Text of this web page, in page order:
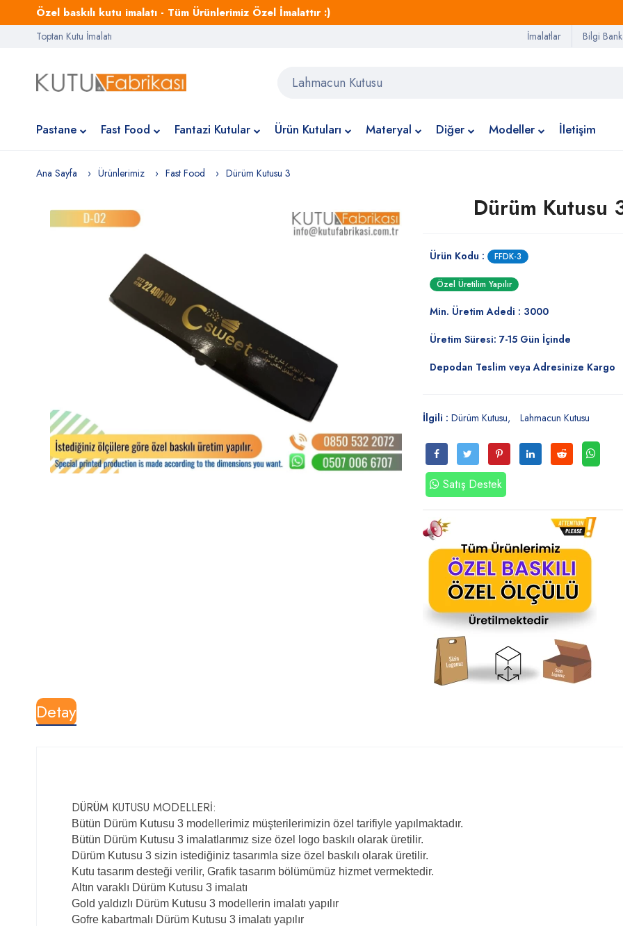
Özel baskılı kutu imalatı - Tüm Ürünlerimiz Özel İmalattır :)
Toptan Kutu İmalatı İmalatlar Bilgi
Pastane Fast Food Fantazi Kutular Ürün Kutuları Materyal Diğer Modeller İletişim
Ana Sayfa Ürünlerimiz Fast Food Dürüm Kutusu 3
Dürüm Kutusu
Ürün Kodu : FFDK-3
Özel Üretilim Yapılır
Min. Üretim Adedi : 3000
Üretim Süresi: 7-15 Gün İçinde
Depodan Teslim veya Adresinize Kargo
İlgili : Dürüm Kutusu Lahmacun Kutusu
Satış Destek
Detay
DÜRÜM KUTUSU MODELLERİ:
Bütün Dürüm Kutusu 3 modellerimiz müşterilerimizin özel tarifiyle yapılmaktadır.
Bütün Dürüm Kutusu 3 imalatlarımız size özel logo baskılı olarak üretilir.
Dürüm Kutusu 3 sizin istediğiniz tasarımla size özel baskılı olarak üretilir.
Kutu tasarım desteği verilir, Grafik tasarım bölümümüz hizmet vermektedir.
Altın varaklı Dürüm Kutusu 3 imalatı
Gold yaldızlı Dürüm Kutusu 3 modellerin imalatı yapılır
Gofre kabartmalı Dürüm Kutusu 3 imalatı yapılır